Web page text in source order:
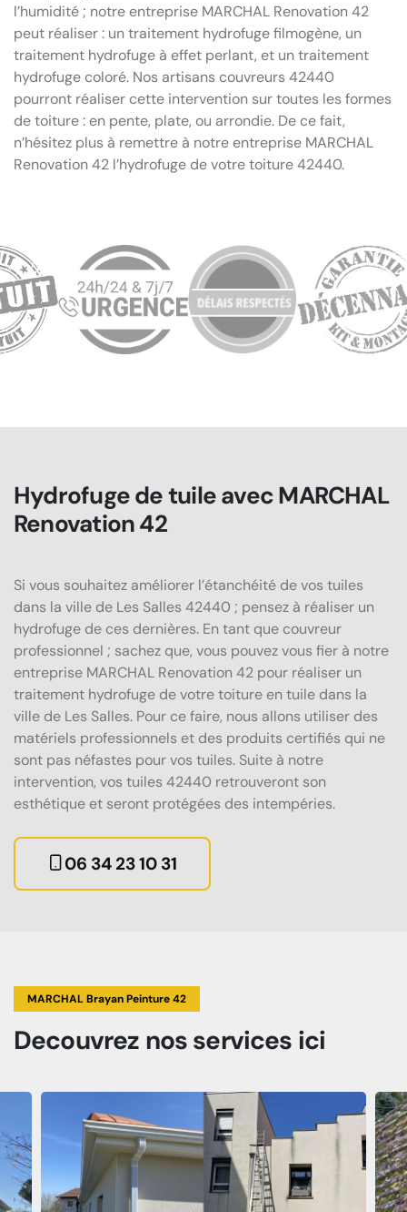
l’humidité ; notre entreprise MARCHAL Renovation 42
peut réaliser : un traitement hydrofuge filmogène, un
traitement hydrofuge à effet perlant, et un traitement
hydrofuge coloré. Nos artisans couvreurs 42440
pourront réaliser cette intervention sur toutes les formes
de toiture : en pente, plate, ou arrondie. De ce fait,
n’hésitez plus à remettre à notre entreprise MARCHAL
Renovation 42 l’hydrofuge de votre toiture 42440.
Hydrofuge de tuile avec MARCHAL
Renovation 42
Si vous souhaitez améliorer l’étanchéité de vos tuiles
dans la ville de Les Salles 42440 ; pensez à réaliser un
hydrofuge de ces dernières. En tant que couvreur
professionnel ; sachez que, vous pouvez vous fier à notre
entreprise MARCHAL Renovation 42 pour réaliser un
traitement hydrofuge de votre toiture en tuile dans la
ville de Les Salles. Pour ce faire, nous allons utiliser des
matériels professionnels et des produits certifiés qui ne
sont pas néfastes pour vos tuiles. Suite à notre
intervention, vos tuiles 42440 retrouveront son
esthétique et seront protégées des intempéries.
06 34 23 10 31
MARCHAL Brayan Peinture 42
Decouvrez nos services ici